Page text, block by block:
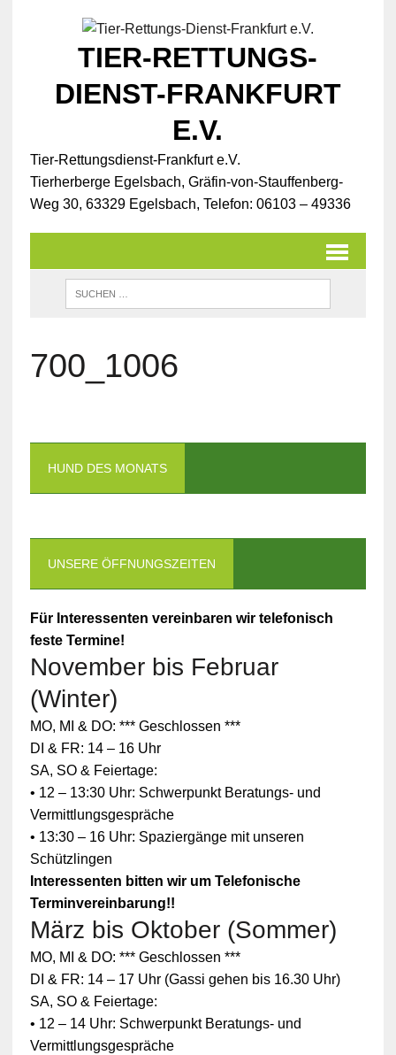
TIER-RETTUNGS-
DIENST-FRANKFURT
E.V.
Tier-Rettungsdienst-Frankfurt e.V.
Tierherberge Egelsbach, Gräfin-von-Stauffenberg-
Weg 30, 63329 Egelsbach, Telefon: 06103 – 49336
700_1006
HUND DES MONATS
UNSERE ÖFFNUNGSZEITEN
Für Interessenten vereinbaren wir telefonisch
feste Termine!
November bis Februar
(Winter)
MO, MI & DO: *** Geschlossen ***
DI & FR: 14 – 16 Uhr
SA, SO & Feiertage:
• 12 – 13:30 Uhr: Schwerpunkt Beratungs- und
Vermittlungsgespräche
• 13:30 – 16 Uhr: Spaziergänge mit unseren
Schützlingen
Interessenten bitten wir um Telefonische
Terminvereinbarung!!
März bis Oktober (Sommer)
MO, MI & DO: *** Geschlossen ***
DI & FR: 14 – 17 Uhr (Gassi gehen bis 16.30 Uhr)
SA, SO & Feiertage:
• 12 – 14 Uhr: Schwerpunkt Beratungs- und
Vermittlungsgespräche
Zum
Schutz
Ihrer
persönlic
hen
Daten ist
die
Verbindun